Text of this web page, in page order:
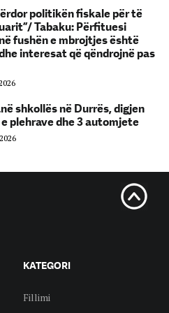
politikën fiskale për të
Tabaku: Përfituesi
fushën e mbrojtjes është
dhe interesat që qëndrojnë pas
shkollës në Durrës, digjen
plehrave dhe 3 automjete
KATEGORI
Fillimi